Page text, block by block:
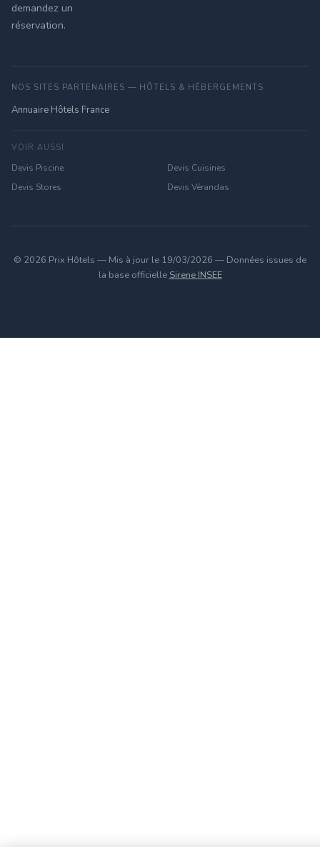
demandez un
réservation.
NOS SITES PARTENAIRES — HÔTELS & HÉBERGEMENTS
Annuaire Hôtels France
VOIR AUSSI
Devis Piscine
Devis Cuisines
Devis Stores
Devis Vérandas
© 2026 Prix Hôtels — Mis à jour le 19/03/2026 — Données issues de
la base officielle Sirene INSEE